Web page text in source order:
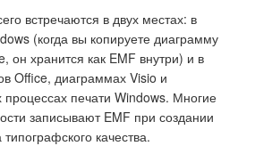
встречаются в двух местах: в
(когда вы копируете диаграмму
он хранится как EMF внутри) и в
Office, диаграммах Visio и
процессах печати Windows. Многие
записывают EMF при создании
качества.